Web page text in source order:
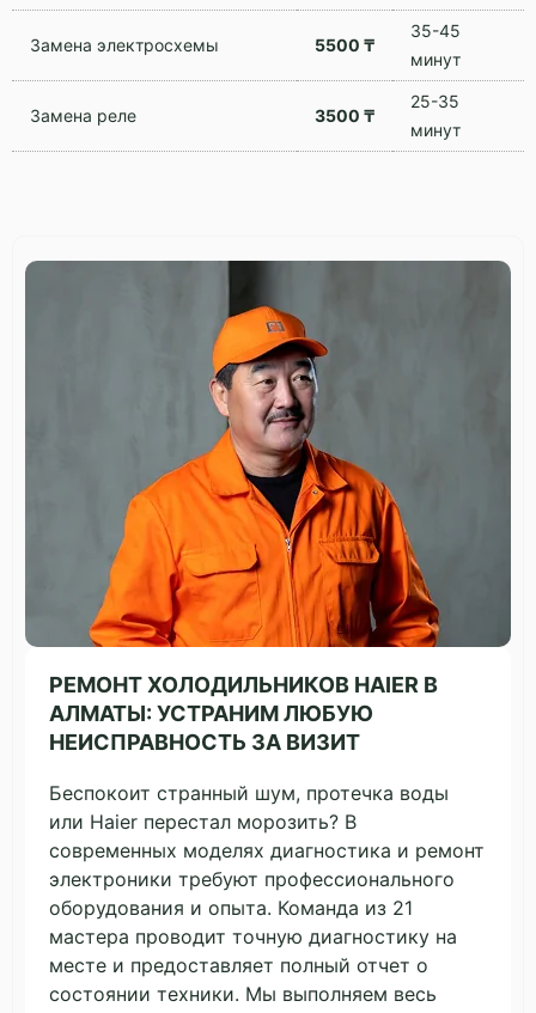
Замена электросхемы 5500 ₸
35-45
минут
Замена реле 3500 ₸
25-35
минут
РЕМОНТ ХОЛОДИЛЬНИКОВ HAIER В
АЛМАТЫ: УСТРАНИМ ЛЮБУЮ
НЕИСПРАВНОСТЬ ЗА ВИЗИТ
Беспокоит странный шум, протечка воды
или Haier перестал морозить? В
современных моделях диагностика и ремонт
электроники требуют профессионального
оборудования и опыта. Команда из 21
мастера проводит точную диагностику на
месте и предоставляет полный отчет о
состоянии техники. Мы выполняем весь